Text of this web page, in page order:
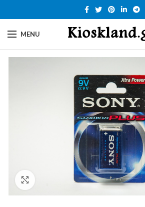
MENU
Click to enlarge